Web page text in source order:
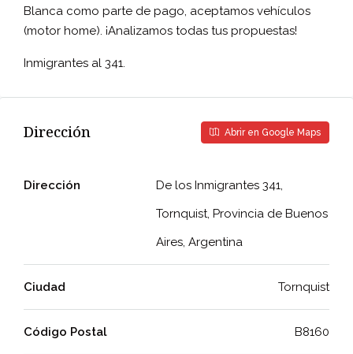
Blanca como parte de pago, aceptamos vehículos
(motor home). ¡Analizamos todas tus propuestas!
Inmigrantes al 341.
Dirección Abrir en Google Maps
Dirección
De los Inmigrantes 341,
Tornquist, Provincia de Buenos
Aires, Argentina
Ciudad Tornquist
Código Postal B8160